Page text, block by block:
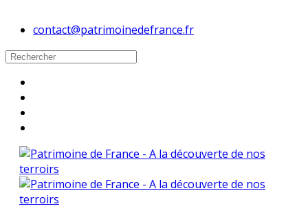
contact@patrimoinedefrance.fr